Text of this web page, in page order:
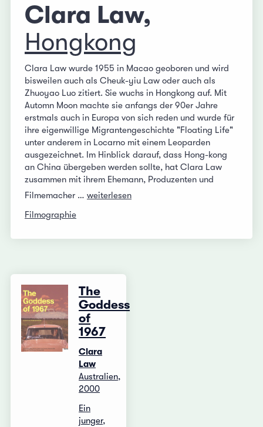
Clara Law,
Hongkong
Clara Law wurde 1955 in Macao geoboren und wird
bisweilen auch als Cheuk-yiu Law oder auch als
Zhuoyao Luo zitiert. Sie wuchs in Hongkong auf. Mit
Automn Moon machte sie anfangs der 90er Jahre
erstmals auch in Europa von sich reden und wurde für
ihre eigenwillige Migrantengeschichte "Floating Life"
unter anderem in Locarno mit einem Leoparden
ausgezeichnet. Im Hinblick darauf, dass Hong-kong
an China übergeben werden sollte, hat Clara Law
zusammen mit ihrem Ehemann, Produzenten und
Filmemacher … weiterlesen
Filmographie
The
Goddess
of
1967
Clara
Law
Australien,
2000
Ein
junger,